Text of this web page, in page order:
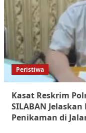
Peristiwa
Kasat Reskrim
SILABAN
Penikaman di